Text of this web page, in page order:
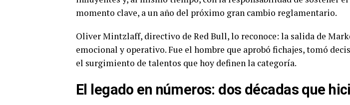
momento clave, a un año del próximo gran cambio reglamentario.
Oliver Mintzlaff, directivo de Red Bull, lo reconoce: la salida de
emocional y operativo. Fue el hombre que aprobó fichajes, tomó
el surgimiento de talentos que hoy definen la categoría.
El legado en números: dos décadas que